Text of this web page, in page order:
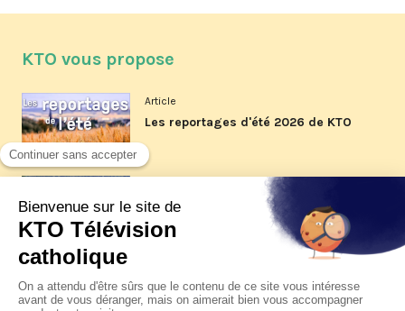
KTO vous propose
Article
Les reportages d'été 2026 de KTO
La visite pastorale du pape Léon
XIV à Assise à suivre sur KTO le
jeudi 6 août
Le pape en Uruguay, Argentine et
Pérou du 6 au 17 novembre 2026